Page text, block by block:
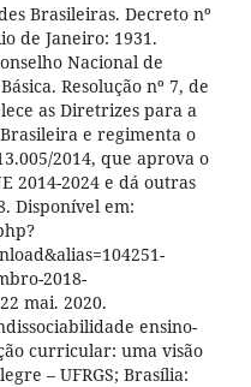
Brasileiras. Decreto nº
de Janeiro: 1931.
Nacional de
Resolução nº 7, de
as Diretrizes para a
e regimenta o
2014, que aprova o
2014-2024 e dá outras
Disponível em:
2018-
mai. 2020.
ensino-
curricular: uma visão
– UFRGS; Brasília: